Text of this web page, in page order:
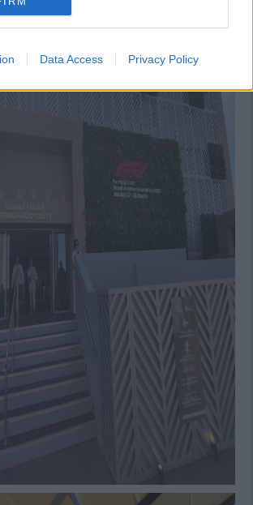
Data Access Privacy Policy